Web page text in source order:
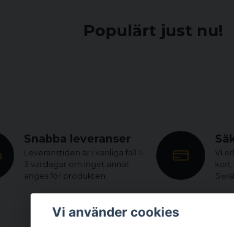
Populärt just nu!
Snabba leveranser
Leveranstiden är i vanliga fall 1-
3 vardagar om inget annat
anges för produkten.
Vi
Vi använder cookies